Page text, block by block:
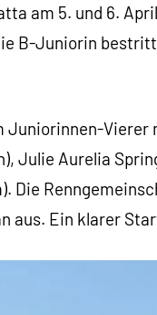
am 5. und 6.
B-Juniorin
Juniorinnen-
Julie Aurelia
Die
aus. Ein klarer